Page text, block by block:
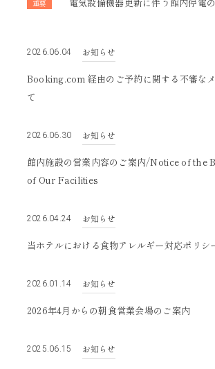
重要
2026.06.04 お知らせ
Booking.com 経由のご予約に関する不審な
て
2026.06.30 お知らせ
館内施設の営業内容のご案内/Notice of the
of Our Facilities
2026.04.24 お知らせ
当ホテルにおける食物アレルギー対応ポリシ
2026.01.14 お知らせ
2026年4月からの朝食営業会場のご案内
2025.06.15 お知らせ